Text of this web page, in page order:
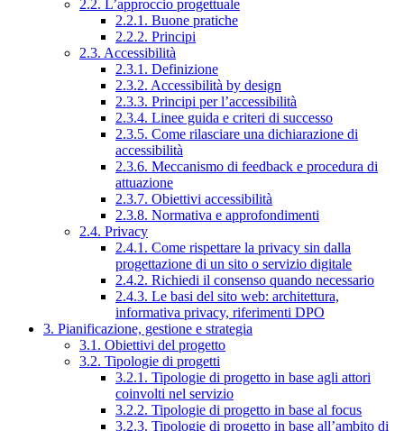
2.2. L’approccio progettuale
2.2.1. Buone pratiche
2.2.2. Principi
2.3. Accessibilità
2.3.1. Definizione
2.3.2. Accessibilità by design
2.3.3. Principi per l’accessibilità
2.3.4. Linee guida e criteri di successo
2.3.5. Come rilasciare una dichiarazione di
accessibilità
2.3.6. Meccanismo di feedback e procedura di
attuazione
2.3.7. Obiettivi accessibilità
2.3.8. Normativa e approfondimenti
2.4. Privacy
2.4.1. Come rispettare la privacy sin dalla
progettazione di un sito o servizio digitale
2.4.2. Richiedi il consenso quando necessario
2.4.3. Le basi del sito web: architettura,
informativa privacy, riferimenti DPO
3. Pianificazione, gestione e strategia
3.1. Obiettivi del progetto
3.2. Tipologie di progetti
3.2.1. Tipologie di progetto in base agli attori
coinvolti nel servizio
3.2.2. Tipologie di progetto in base al focus
3.2.3. Tipologie di progetto in base all’ambito di